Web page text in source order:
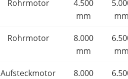
Rohrmotor
4.500
mm
Rohrmotor
8.000
mm
Aufsteckmotor
8.000